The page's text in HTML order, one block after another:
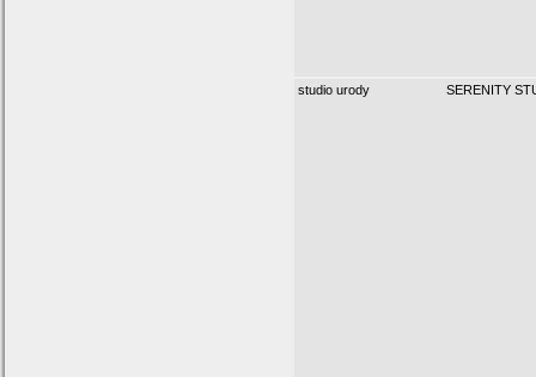
studio urody SERENITY